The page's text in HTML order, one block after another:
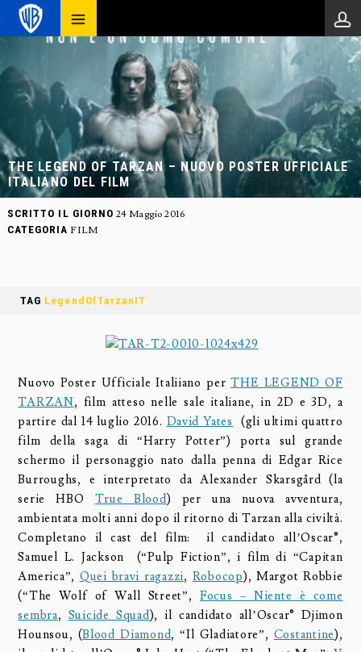
THE LEGEND OF TARZAN – NUOVO POSTER UFFICIALE
ITALIANO DEL FILM
SCRITTO IL GIORNO 24 Maggio 2016
CATEGORIA FILM
TAG LegendOfTarzanIT
Nuovo Poster Ufficiale Italiiano perTHE LEGEND OF
TARZAN, film atteso nelle sale italiane, in 2D e 3D, a
partire dal 14 luglio 2016. David Yates
(gli ultimi quattro
film della saga di “Harry Potter”) porta sul grande
schermo il personaggio nato dalla penna di Edgar Rice
Burroughs, e interpretato da Alexander Skarsgård (la
serie HBO True Blood) per una nuova avventura,
ambientata molti anni dopo il ritorno di Tarzan alla civiltà.
Completano il cast del film: il candidato all’Oscar®,
Samuel L. Jackson (“Pulp Fiction”, i film di “Capitan
America”, Quei bravi ragazzi, Robocop), Margot Robbie
(“The Wolf of Wall Street”, Focus – Niente è come
sembra, Suicide Squad), il candidato all’Oscar® Djimon
Hounsou, (Blood Diamond, “Il Gladiatore”, Costantine),